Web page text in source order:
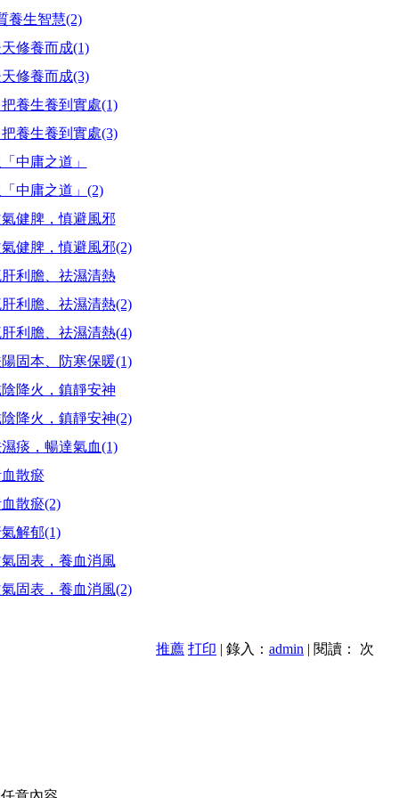
養生智慧(2)
修養而成(1)
修養而成(3)
養生養到實處(1)
養生養到實處(3)
中庸之道」
中庸之道」(2)
健脾，慎避風邪
健脾，慎避風邪(2)
利膽、祛濕清熱
利膽、祛濕清熱(2)
利膽、祛濕清熱(4)
固本、防寒保暖(1)
降火，鎮靜安神
降火，鎮靜安神(2)
痰，暢達氣血(1)
散瘀
散瘀(2)
解郁(1)
固表，養血消風
固表，養血消風(2)
推薦 打印 | 錄入： admin | 閱讀：
次